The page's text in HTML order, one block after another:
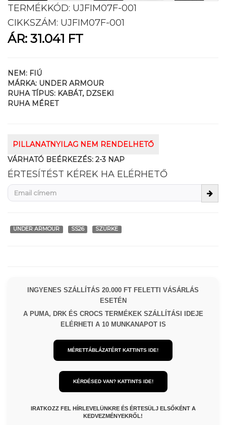
TERMÉKKÓD: UJFIM07F-001
CIKKSZÁM: UJFIM07F-001
ÁR: 31.041 FT
NEM: FIÚ
MÁRKA: UNDER ARMOUR
RUHA TÍPUS: KABÁT, DZSEKI
RUHA MÉRET
PILLANATNYILAG NEM RENDELHETŐ
VÁRHATÓ BEÉRKEZÉS: 2-3 NAP
ÉRTESÍTÉST KÉREK HA ELÉRHETŐ
UNDER ARMOUR SS26 SZÜRKE
INGYENES SZÁLLÍTÁS 20.000 FT FELETTI VÁSÁRLÁS
ESETÉN
A PUMA, DRK ÉS CROCS TERMÉKEK SZÁLLÍTÁSI IDEJE
ELÉRHETI A 10 MUNKANAPOT IS
MÉRETTÁBLÁZATÉRT KATTINTS IDE!
KÉRDÉSED VAN? KATTINTS IDE!
IRATKOZZ FEL HÍRLEVELÜNKRE ÉS ÉRTESÜLJ ELSŐKÉNT A
KEDVEZMÉNYEKRŐL!